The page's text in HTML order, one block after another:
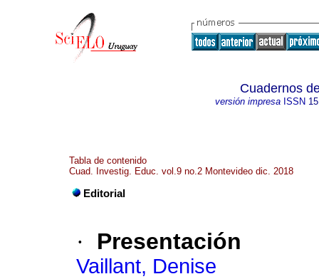
Cuadernos
versión impresaISSN
Tabla de contenido
Cuad. Investig. Educ. vol.9 no.2 Montevideo dic. 2018
Editorial
· Presentación
Vaillant, Denise